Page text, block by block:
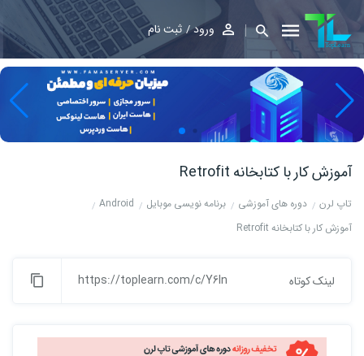
ورود ثبت نام
آموزش کار با کتابخانه Retrofit
تاپ لرن دوره های آموزشی برنامه نویسی موبایل
Android
آموزش کار با کتابخانه Retrofit
لینک کوتاه https://toplearn.com/c/Y6ln